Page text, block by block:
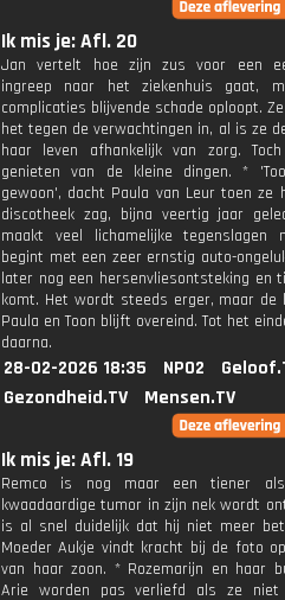
Ik mis je: Afl. 20
Jan vertelt hoe zijn zus voor een
ingreep naar het ziekenhuis gaat,
complicaties blijvende schade oploopt.
het tegen de verwachtingen in, al is ze
haar leven afhankelijk van zorg.
genieten van de kleine dingen. *
gewoon', dacht Paula van Leur toen ze
discotheek zag, bijna veertig jaar
maakt veel lichamelijke tegenslagen
begint met een zeer ernstig auto-
later nog een hersenvliesontsteking en
komt. Het wordt steeds erger, maar de
Paula en Toon blijft overeind. Tot het
daarna.
28-02-2026 18:35 NPO2
Gezondheid.TV
Mensen.TV
Ik mis je: Afl. 19
Remco is nog maar een tiener
kwaadaardige tumor in zijn nek wordt
is al snel duidelijk dat hij niet meer
Moeder Aukje vindt kracht bij de foto
van haar zoon. * Rozemarijn en haar
Arie worden pas verliefd als ze